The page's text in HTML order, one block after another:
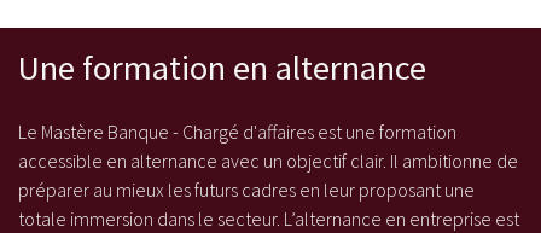
Une formation en alternance
Le Mastère Banque - Chargé d'affaires est une formation
accessible en alternance avec un objectif clair. Il ambitionne de
préparer au mieux les futurs cadres en leur proposant une
totale immersion dans le secteur. L’alternance en entreprise est